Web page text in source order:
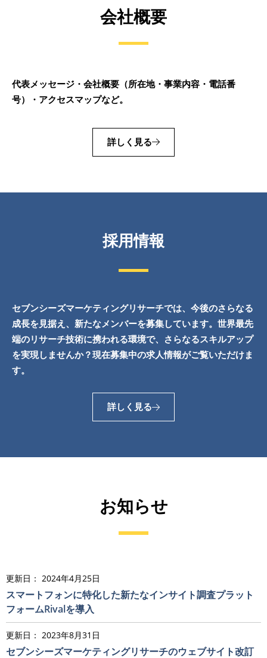
会社概要
代表メッセージ・会社概要（所在地・事業内容・電話番
号）・アクセスマップなど。
詳しく見る
採用情報
セブンシーズマーケティングリサーチでは、今後のさらなる
成長を見据え、新たなメンバーを募集しています。 世界最先
端のリサーチ技術に携われる環境で、さらなるスキルアップ
を実現しませんか？現在募集中の求人情報がご覧いただけま
す。
詳しく見る
お知らせ
2024年4月25日
スマートフォンに特化した新たなインサイト調査プラット
フォームRivalを導入
2023年8月31日
セブンシーズマーケティングリサーチのウェブサイト改訂